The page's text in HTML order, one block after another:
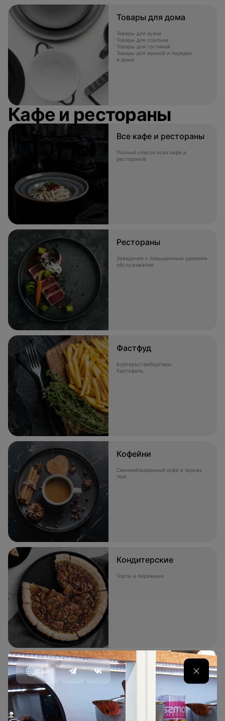
Товары для дома
Товары для кухни
Товары для спальни
Товары для гостиной
Товары для ванной и порядка
в доме
Кафе и рестораны
Все кафе и рестораны
Полный список всех кафе и
ресторанов
Рестораны
Заведение с повышенным уровнем
обслуживания
Фастфуд
Бургеры/гамбургеры
Картофель
Кофейни
Свежеобжаренный кофе в зернах
Чай
Кондитерские
Торты и пирожные
Напитки
Молочные напитки
Горячие напитки
Сайт